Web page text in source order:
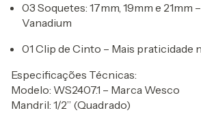
03 Soquetes: 17mm, 19mm e 21mm
Vanadium
01 Clip de Cinto – Mais praticidade
Especificações Técnicas:
Modelo: WS2407.1 – Marca Wesco
Mandril: 1/2” (Quadrado)